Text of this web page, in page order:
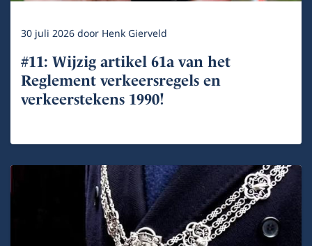
30 juli 2026door Henk Gierveld
#11: Wijzig artikel 61a van het
Reglement verkeersregels en
verkeerstekens 1990!